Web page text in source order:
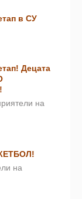
в СУ
Децата
на
на